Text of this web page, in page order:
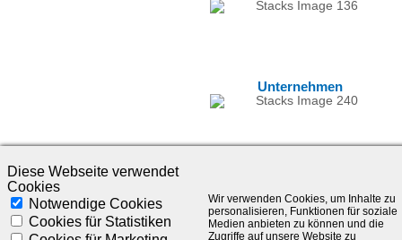
Unternehmen
Diese Webseite verwendet
Cookies
Notwendige Cookies
Cookies für Statistiken
Wir verwenden Cookies, um Inhalte zu
personalisieren, Funktionen für soziale
Medien anbieten zu können und die
Zugriffe auf unsere Website zu